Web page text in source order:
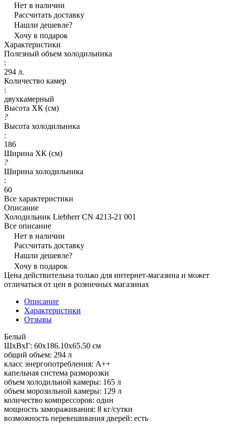
Нет в наличии
Рассчитать доставку
Нашли дешевле?
Хочу в подарок
Характеристики
Полезный объем холодильника
:
294 л.
Количество камер
:
двухкамерный
Высота ХК (см)
?
Высота холодильника
:
186
Ширина ХК (см)
?
Ширина холодильника
:
60
Все характеристики
Описание
Холодильник Liebherr CN 4213-21 001
Все описание
Нет в наличии
Рассчитать доставку
Нашли дешевле?
Хочу в подарок
Цена действительна только для интернет-магазина и может
отличаться от цен в розничных магазинах
Описание
Характеристики
Отзывы
Белый
ШхВхГ: 60х186.10х65.50 см
общий объем: 294 л
класс энергопотребления: A++
капельная система разморозки
объем холодильной камеры: 165 л
объем морозильной камеры: 129 л
количество компрессоров: один
мощность замораживания: 8 кг/сутки
возможность перевешивания дверей: есть